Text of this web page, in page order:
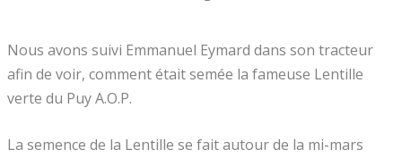
Nous avons suivi Emmanuel Eymard dans son tracteur
afin de voir, comment était semée la fameuse Lentille
verte du Puy A.O.P.
La semence de la Lentille se fait autour de la mi-mars